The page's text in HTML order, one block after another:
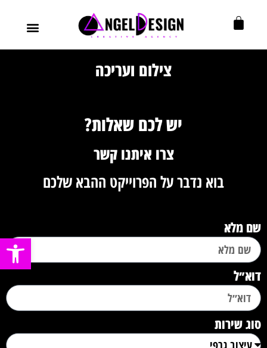
פתח
צילום ועריכה
יש לכם שאלות?
צרו איתנו קשר
בוא נדבר על הפרוייקט ההבא שלכם
שם מלא
דוא״ל
סוג שירות